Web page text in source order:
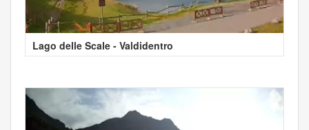
Lago delle Scale - Valdidentro